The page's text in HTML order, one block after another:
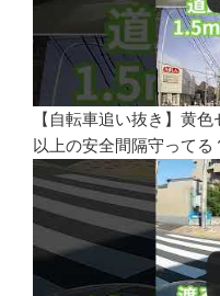
【自転車追い抜き】黄
以上の安全間隔守ってる